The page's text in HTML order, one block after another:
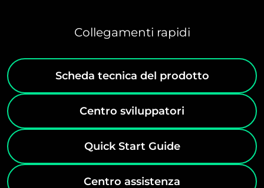
Collegamenti rapidi
Scheda tecnica del prodotto
Centro sviluppatori
Quick Start Guide
Centro assistenza